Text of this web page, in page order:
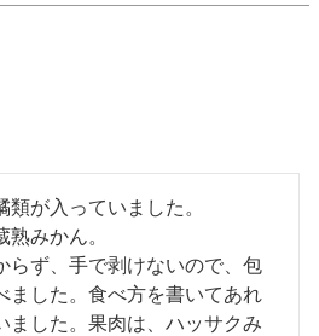
が入っていました。
みかん。
らず、手で剥けないので、包
ました。食べ方を書いてあれ
ました。果肉は、ハッサクみ